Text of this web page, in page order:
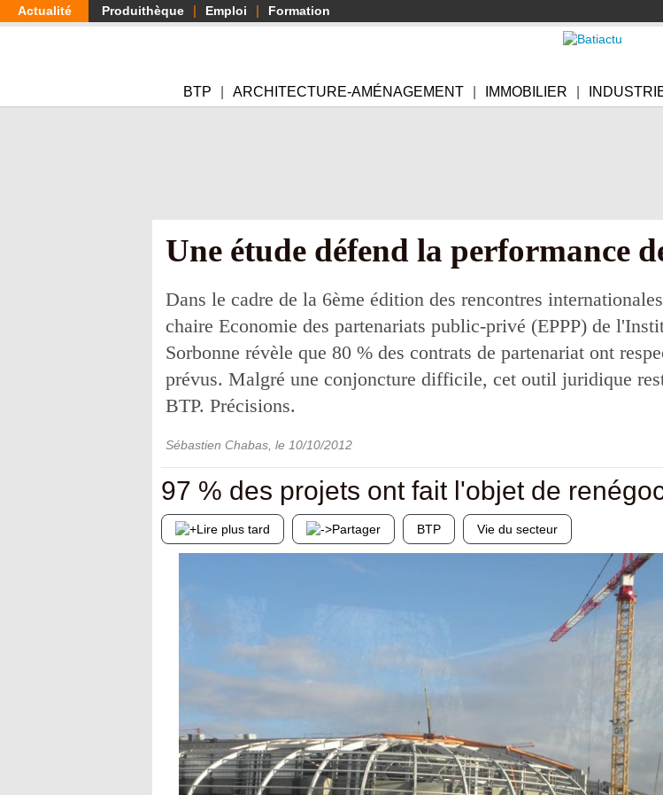
Aller
au
Actualité Produithèque Emploi Formation
BTP ARCHITECTURE-AMÉNAGEMENT IMMOBILIER
Une étude défend la performance
Dans le cadre de la 6ème édition des rencontres
chaire Economie des partenariats public-privé (EPPP) de
Sorbonne révèle que 80 % des contrats de partenariat ont
prévus. Malgré une conjoncture difficile, cet outil juridique
BTP. Précisions.
Sébastien Chabas , le 10/10/2012
97 % des projets ont fait l'objet de
Lire plus tard Partager BTP Vie du secteur